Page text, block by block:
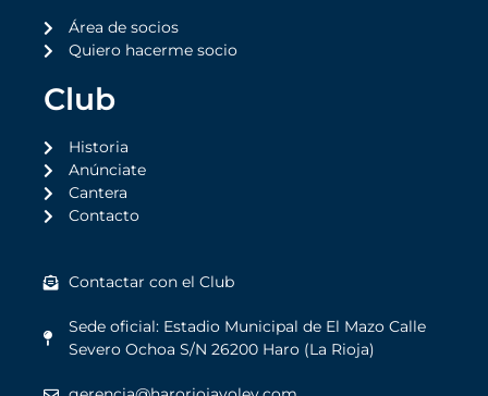
Área de socios
Quiero hacerme socio
Club
Historia
Anúnciate
Cantera
Contacto
Contactar con el Club
Sede oficial: Estadio Municipal de El Mazo Calle
Severo Ochoa S/N 26200 Haro (La Rioja)